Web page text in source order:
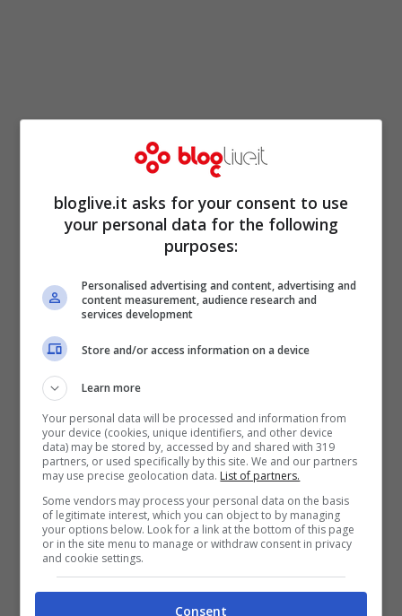
Gli abbonamenti validi per integrarli con la
Carta TuttoTreno 2012 sono quelli regionali
o sovraregionali con durata mensile o
annuale, siano essi diprima classeoppure
per i viaggi in seconda classe. In accordo
con una nota di Trenitalia,
2012 Umbriaè una carta nominativa che
costa, per la durata di sei mesi, 105 euro
per i viaggi fino a 100 chilometri, e 210
euro per quelli con
chilometraggio
lungo. La Carta TuttoTreno 2012di durata
annuale costa invece, rispettivamente,
200 euro fino a 100 chilometri e 400 euro
oltre i 100 chilometri. Riguardo
bloglive.it asks for your consent to use
your personal data for the following
purposes:
Personalised advertising and content, advertising and
content measurement, audience research and
services development
Store and/or access information on a device
Learn more
Your personal data will be processed and information from
your device (cookies, unique identifiers, and other device
data) may be stored by, accessed by and shared with 319
partners, or used specifically by this site. We and our partners
may use precise geolocation data. List of partners.
Some vendors may process your personal data on the basis
of legitimate interest, which you can object to by managing
your options below. Look for a link at the bottom of this page
or in the site menu to manage or withdraw consent in privacy
and cookie settings.
Consent